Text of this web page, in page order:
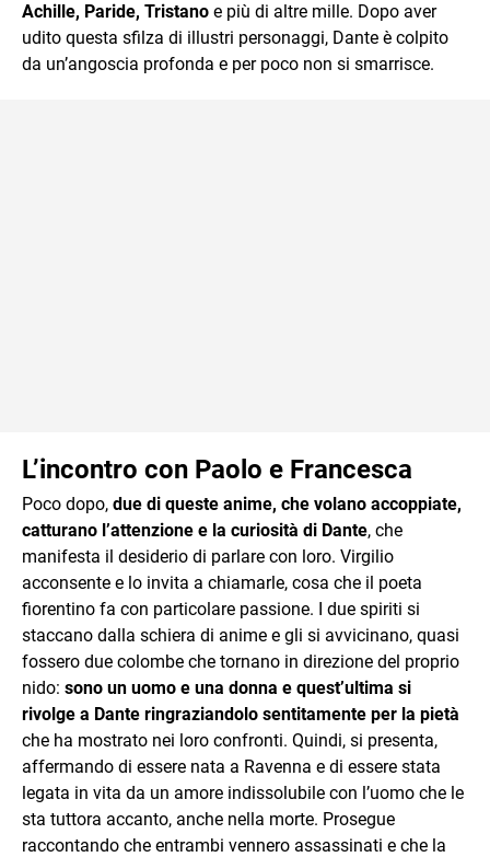
Achille, Paride, Tristano e più di altre mille. Dopo aver
udito questa sfilza di illustri personaggi, Dante è colpito
da un’angoscia profonda e per poco non si smarrisce.
L’incontro con Paolo e Francesca
Poco dopo, due di queste anime, che volano accoppiate,
catturano l’attenzione e la curiosità di Dante, che
manifesta il desiderio di parlare con loro. Virgilio
acconsente e lo invita a chiamarle, cosa che il poeta
fiorentino fa con particolare passione. I due spiriti si
staccano dalla schiera di anime e gli si avvicinano, quasi
fossero due colombe che tornano in direzione del proprio
nido: sono un uomo e una donna e quest’ultima si
rivolge a Dante ringraziandolo sentitamente per la pietà
che ha mostrato nei loro confronti. Quindi, si presenta,
affermando di essere nata a Ravenna e di essere stata
legata in vita da un amore indissolubile con l’uomo che le
sta tuttora accanto, anche nella morte. Prosegue
raccontando che entrambi vennero assassinati e che la